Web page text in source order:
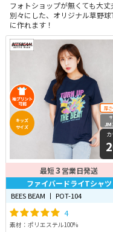
フォトショップが無くても大
別々にした、オリジナル草野
に作れます！
キッズ
サイズ
厚さ
最短3 営業日発送
ファイバードライTシャツ
BEES BEAM 丨 POT-104
4
素材：ポリエステル100%